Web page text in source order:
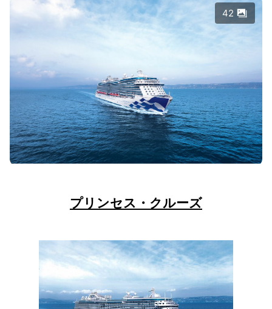
42
プリンセス・クルーズ